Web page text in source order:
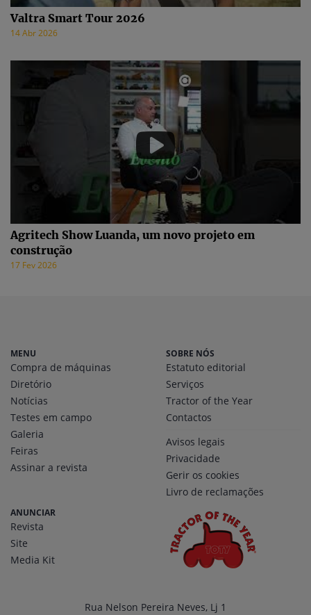
Valtra Smart Tour 2026
14 Abr 2026
Agritech Show Luanda, um novo projeto em
construção
17 Fev 2026
MENU
Compra de máquinas
Diretório
Notícias
Testes em campo
Galeria
Feiras
Assinar a revista
SOBRE NÓS
Estatuto editorial
Serviços
Tractor of the Year
Contactos
Avisos legais
Privacidade
Gerir os cookies
Livro de reclamações
ANUNCIAR
Revista
Site
Media Kit
Rua Nelson Pereira Neves, Lj 1